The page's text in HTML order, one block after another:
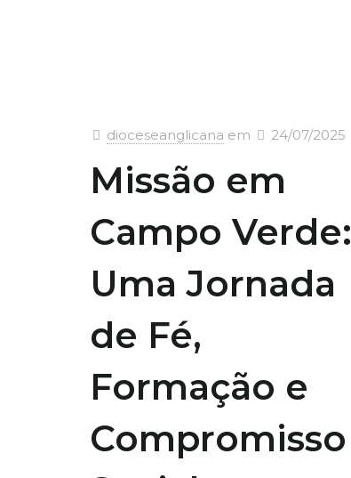
dioceseanglicana em 24/07/2025
Missão em
Campo Verde:
Uma Jornada
de Fé,
Formação e
Compromisso